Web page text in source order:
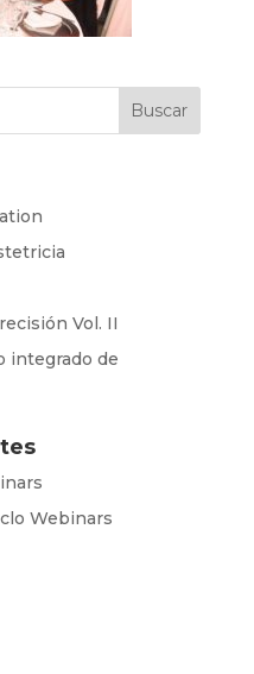
Vol. II
integrado de
Webinars